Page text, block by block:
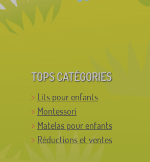
TOPS CATÉGORIES
Lits pour enfants
Montessori
Matelas pour enfants
Réductions et ventes